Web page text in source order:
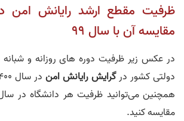
مقایسه آن با سال 99
در عکس زیر ظرفیت دوره های روزانه و
دولتی کشور درگرایش رایانش امن
مقایسه کنید.